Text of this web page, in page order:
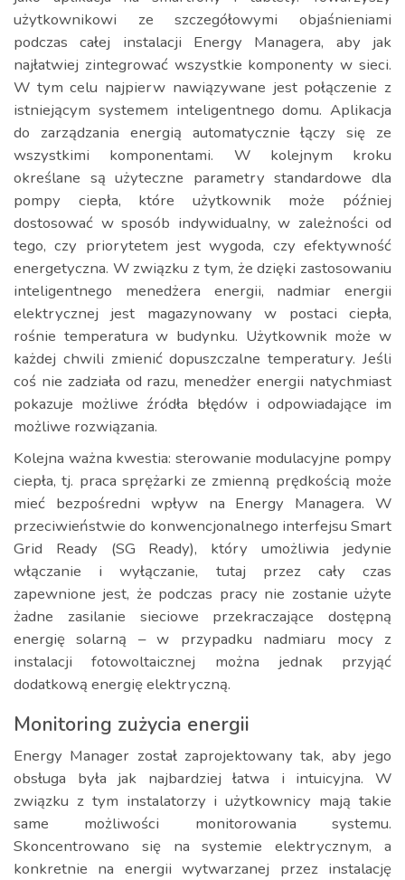
użytkownikowi ze szczegółowymi objaśnieniami
podczas całej instalacji Energy Managera, aby jak
najłatwiej zintegrować wszystkie komponenty w sieci.
W tym celu najpierw nawiązywane jest połączenie z
istniejącym systemem inteligentnego domu. Aplikacja
do zarządzania energią automatycznie łączy się ze
wszystkimi komponentami. W kolejnym kroku
określane są użyteczne parametry standardowe dla
pompy ciepła, które użytkownik może później
dostosować w sposób indywidualny, w zależności od
tego, czy priorytetem jest wygoda, czy efektywność
energetyczna. W związku z tym, że dzięki zastosowaniu
inteligentnego menedżera energii, nadmiar energii
elektrycznej jest magazynowany w postaci ciepła,
rośnie temperatura w budynku. Użytkownik może w
każdej chwili zmienić dopuszczalne temperatury. Jeśli
coś nie zadziała od razu, menedżer energii natychmiast
pokazuje możliwe źródła błędów i odpowiadające im
możliwe rozwiązania.
Kolejna ważna kwestia: sterowanie modulacyjne pompy
ciepła, tj. praca sprężarki ze zmienną prędkością może
mieć bezpośredni wpływ na Energy Managera. W
przeciwieństwie do konwencjonalnego interfejsu Smart
Grid Ready (SG Ready), który umożliwia jedynie
włączanie i wyłączanie, tutaj przez cały czas
zapewnione jest, że podczas pracy nie zostanie użyte
żadne zasilanie sieciowe przekraczające dostępną
energię solarną – w przypadku nadmiaru mocy z
instalacji fotowoltaicznej można jednak przyjąć
dodatkową energię elektryczną.
Monitoring zużycia energii
Energy Manager został zaprojektowany tak, aby jego
obsługa była jak najbardziej łatwa i intuicyjna. W
związku z tym instalatorzy i użytkownicy mają takie
same możliwości monitorowania systemu.
Skoncentrowano się na systemie elektrycznym, a
konkretnie na energii wytwarzanej przez instalację